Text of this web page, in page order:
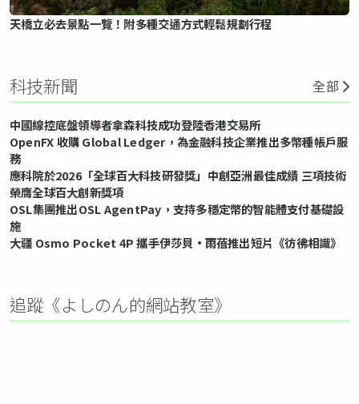
天橋立必去景點一覽！附多種交通方式輕鬆規劃行程
科技新聞 全部
中國線控底盤領導者拿森科技成功登陸香港交易所
OpenFX 收購 Global Ledger，為金融科技企業推出多幣種帳戶服
務
應科院於2026「全球百大科技研發獎」中創亞洲最佳成績 三項技術
榮膺全球百大創新獎項
OSL集團推出OSL AgentPay，支持多穩定幣的智能體支付基礎設
施
大疆 Osmo Pocket 4P 攜手伊莎貝•雨蓓推出短片《彷彿相識》
追蹤《よしのん的網站教室》